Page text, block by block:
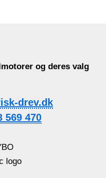
og deres valg
drev.dk
569 470